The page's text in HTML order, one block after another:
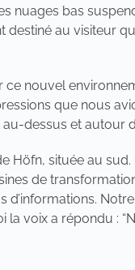
nuages bas
destiné au visiteur
nouvel
que nous
au-dessus et autour
Höfn, située au
de
voix a répondu :